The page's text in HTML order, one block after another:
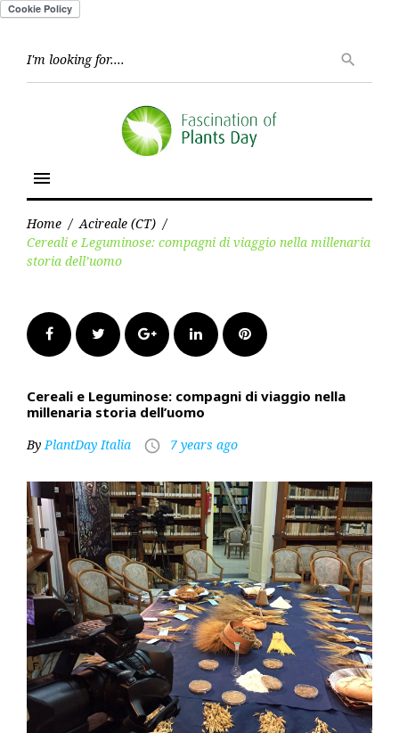
search
menu
Home / Acireale (CT) /
Cereali e Leguminose: compagni di viaggio nella millenaria
storia dell’uomo
FacebookTwitter Google+LinkedInPinterest
Cereali e Leguminose: compagni di viaggio nella
millenaria storia dell’uomo
ByPlantDay Italia access_time 7 years ago